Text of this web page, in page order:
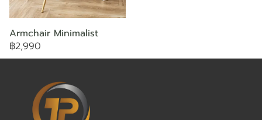
Armchair Minimalist
฿2,990